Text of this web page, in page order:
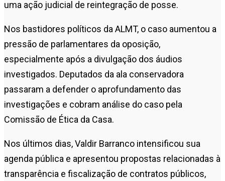
uma ação judicial de reintegração de posse.
Nos bastidores políticos da ALMT, o caso aumentou a
pressão de parlamentares da oposição,
especialmente após a divulgação dos áudios
investigados. Deputados da ala conservadora
passaram a defender o aprofundamento das
investigações e cobram análise do caso pela
Comissão de Ética da Casa.
Nos últimos dias, Valdir Barranco intensificou sua
agenda pública e apresentou propostas relacionadas à
transparência e fiscalização de contratos públicos,